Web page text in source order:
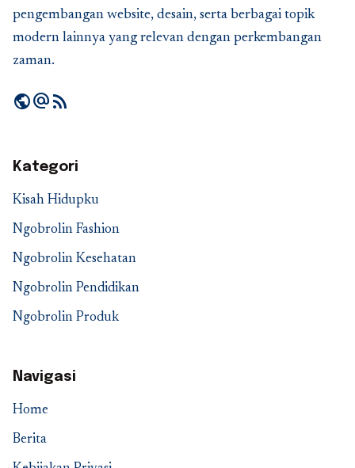
pengembangan website, desain, serta berbagai topik
modern lainnya yang relevan dengan perkembangan
zaman.
publicalternate_emailrss_feed
Kategori
Kisah Hidupku
Ngobrolin Fashion
Ngobrolin Kesehatan
Ngobrolin Pendidikan
Ngobrolin Produk
Navigasi
Home
Berita